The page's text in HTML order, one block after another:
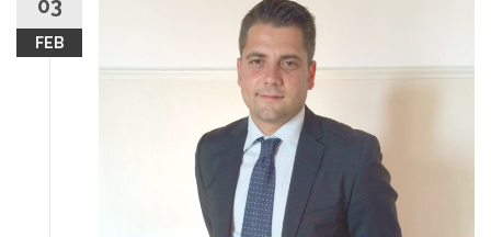
FEB